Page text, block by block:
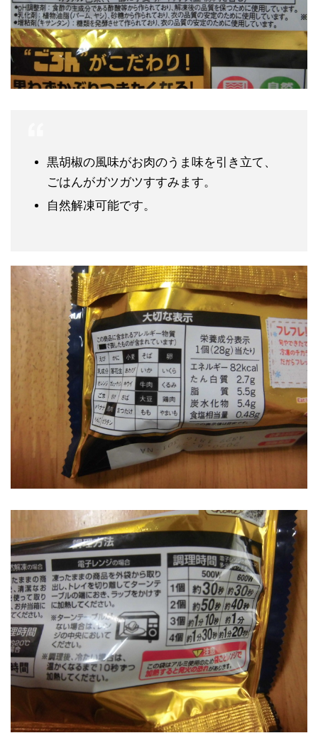
黒胡椒の風味がお肉のうま味を引き立て、
ごはんがガツガツすすみます。
自然解凍可能です。